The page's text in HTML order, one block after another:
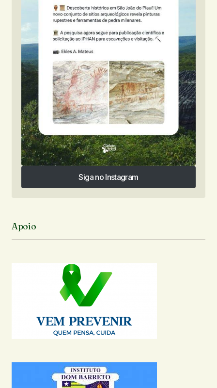
Siga no Instagram
Siga no Instagram
Apoio